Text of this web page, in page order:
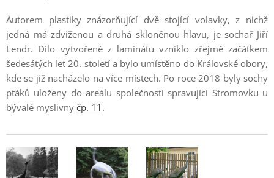
Autorem plastiky znázorňující dvě stojící volavky, z nichž
jedná má zdviženou a druhá skloněnou hlavu, je sochař Jiří
Lendr. Dílo vytvořené z laminátu vzniklo zřejmě začátkem
šedesátých let 20. století a bylo umístěno do Královské obory,
kde se již nacházelo na více místech. Po roce 2018 byly sochy
ptáků uloženy do areálu společnosti spravující Stromovku u
bývalé myslivny čp. 11 .